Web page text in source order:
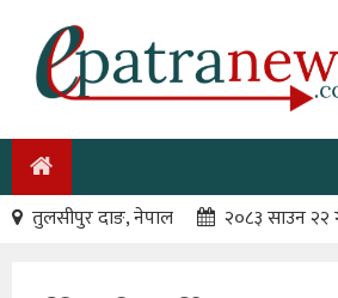
तुलसीपुर दाङ, नेपाल २०८३ साउन २२